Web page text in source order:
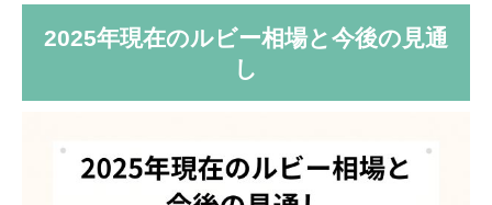
2025年現在のルビー相場と今後の見通
し